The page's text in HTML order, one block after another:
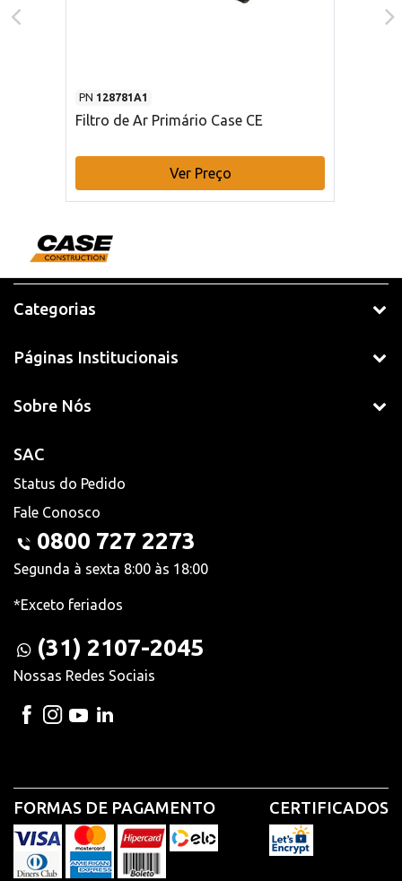
PN 128781A1
Filtro de Ar Primário Case CE
Ver Preço
Categorias
Páginas Institucionais
Sobre Nós
SAC
Status do Pedido
Fale Conosco
0800 727 2273
Segunda à sexta 8:00 às 18:00
*Exceto feriados
(31) 2107-2045
Nossas Redes Sociais
FORMAS DE PAGAMENTO CERTIFICADOS